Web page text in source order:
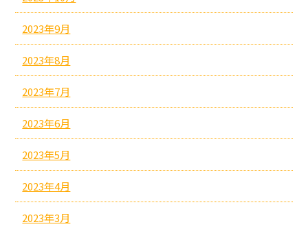
2023年9月
2023年8月
2023年7月
2023年6月
2023年5月
2023年4月
2023年3月